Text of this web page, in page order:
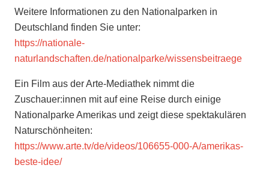
Weitere Informationen zu den Nationalparken in
Deutschland finden Sie unter:
https://nationale-
naturlandschaften.de/nationalparke/wissensbeitraege
Ein Film aus der Arte-Mediathek nimmt die
Zuschauer:innen mit auf eine Reise durch einige
Nationalparke Amerikas und zeigt diese spektakulären
Naturschönheiten:
https://www.arte.tv/de/videos/106655-000-A/amerikas-
beste-idee/